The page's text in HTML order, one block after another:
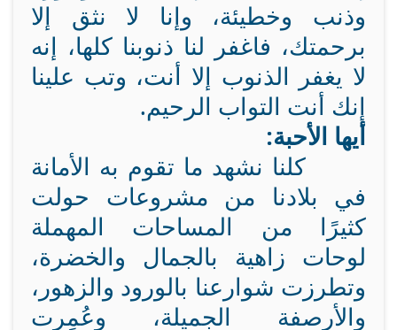
وذنب وخطيئة، وإنا لا نثق إلا
برحمتك، فاغفر لنا ذنوبنا كلها، إنه
لا يغفر الذنوب إلا أنت، وتب علينا
إنك أنت التواب الرحيم.
أيها الأحبة:
كلنا نشهد ما تقوم به الأمانة
في بلادنا من مشروعات حولت
كثيرًا من المساحات المهملة
لوحات زاهية بالجمال والخضرة،
وتطرزت شوارعنا بالورود والزهور،
والأرصفة الجميلة، وعُمِرت